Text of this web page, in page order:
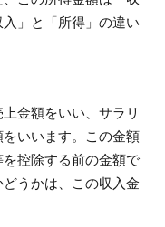
」と「所得」の違い
金額をいい、サラリ
いいます。この金額
控除する前の金額で
うかは、この収入金